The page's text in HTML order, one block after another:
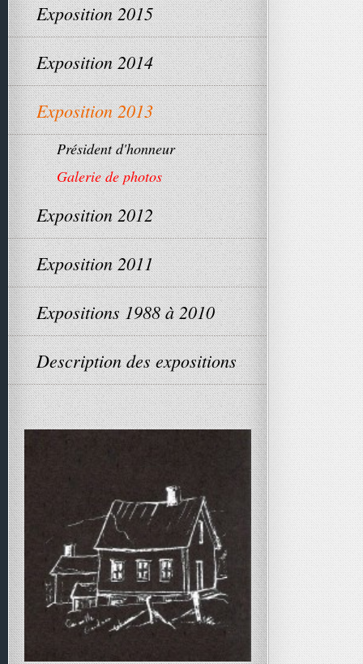
Exposition 2015
Exposition 2014
Exposition 2013
Président d'honneur
Galerie de photos
Exposition 2012
Exposition 2011
Expositions 1988 à 2010
Description des expositions